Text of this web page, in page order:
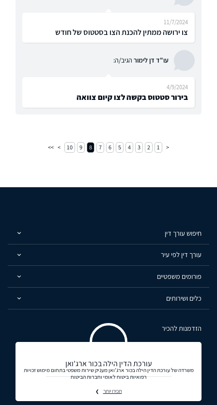
צו ירושה ממתין להכנת הצו בסטטוס של חודש
11/7/2024
עו"ד דן לימור הגיב/ה:
בירור סטטוס בקשה לצו קיום צוואה
4/9/2024
1
2
3
4
5
6
7
8
9
10
חיפוש עורך דין
עורך דין לפי עיר
פורומים משפטיים
כלים ושירותים
הזדמנות להכיר
עורכת הדין הילה בכור ארג'ואן
משרדה של עורכת הדין הילה בכור ארג'ואן מעניק שירות משפטי בתחום מימוש זכויות
רפואיות ביטוח לאומי וחברות הביטוח
תכירו יותר